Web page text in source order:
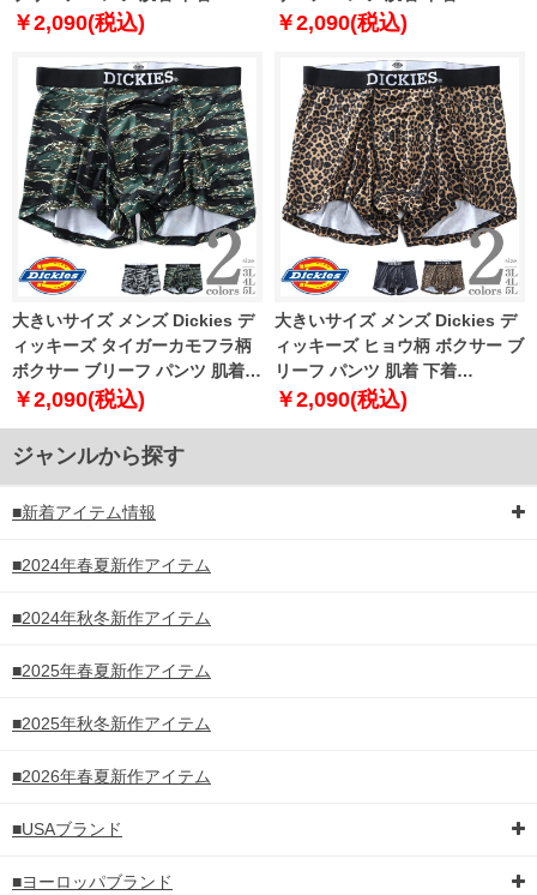
80212600
￥2,090(税込)
80212700
￥2,090(税込)
大きいサイズ メンズ Dickies デ
ィッキーズ タイガーカモフラ柄
ボクサー ブリーフ パンツ 肌着
下着 80533100
￥2,090(税込)
大きいサイズ メンズ Dickies デ
ィッキーズ ヒョウ柄 ボクサー ブ
リーフ パンツ 肌着 下着
80533200
￥2,090(税込)
ジャンルから探す
■新着アイテム情報
■2024年春夏新作アイテム
■2024年秋冬新作アイテム
■2025年春夏新作アイテム
■2025年秋冬新作アイテム
■2026年春夏新作アイテム
■USAブランド
■ヨーロッパブランド